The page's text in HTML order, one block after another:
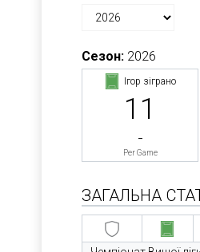
Сезон: 2026
Ігор зіграно
11
-
Per Game
ЗАГАЛЬНА